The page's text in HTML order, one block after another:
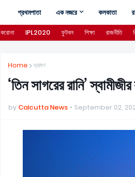
প্রথমপাতা এক নজরে কলকাতা
করোনা IPL2020 ফুটবল শিক্ষা রাজনীতি
Home ভ্রমণ
‘তিন সাগরের রানি’
by Calcutta News September 02,